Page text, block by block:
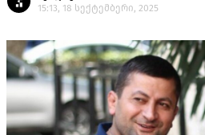
15:13, 18 სექტემბერი, 2025